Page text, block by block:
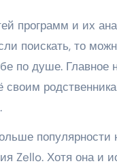
программ и их
поискать, то
по душе. Главное
своим
популярности
Zello. Хотя она и